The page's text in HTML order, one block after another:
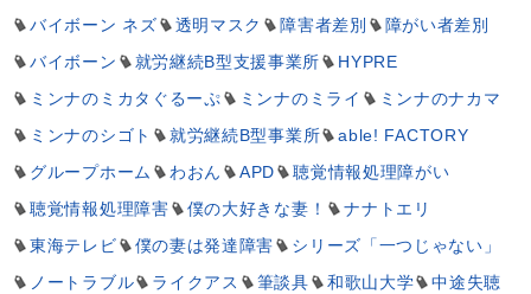
バイボーン ネズ 透明マスク 障害者差別
障がい者差別
バイボーン
就労継続B型支援事業所
HYPRE
ミンナのミカタぐるーぷ
ミンナのミライ
ミンナのナカマ
ミンナのシゴト
就労継続B型事業所
able! FACTORY
グループホーム
わおん APD
聴覚情報処理障がい
聴覚情報処理障害
僕の大好きな妻！
ナナトエリ
東海テレビ
僕の妻は発達障害
シリーズ「一つじゃない」
ノートラブル
ライクアス 筆談具 和歌山大学
中途失聴